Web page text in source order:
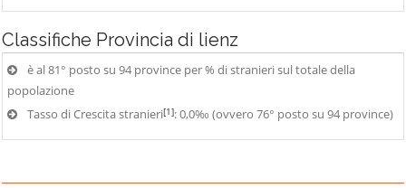
Classifiche Provincia di lienz
è al 81° posto su 94 province per % di stranieri sul totale della
popolazione
Tasso di Crescita stranieri[1]: 0,0‰ (ovvero 76° posto su 94 province)